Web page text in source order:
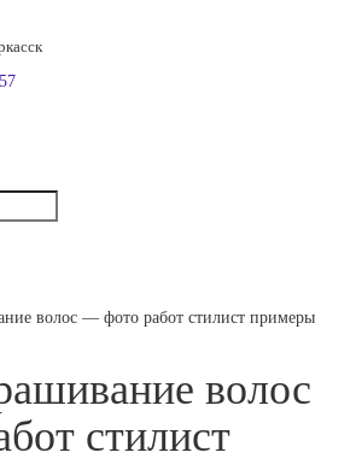
волос — фото работ стилист примеры
волос
стилист